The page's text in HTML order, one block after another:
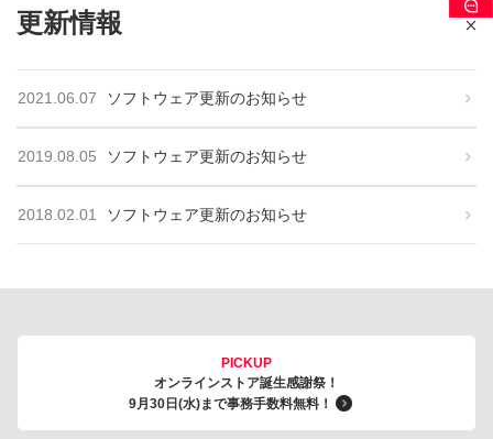
更新情報
2021.06.07 ソフトウェア更新のお知らせ
2019.08.05 ソフトウェア更新のお知らせ
2018.02.01 ソフトウェア更新のお知らせ
PICKUP
オンラインストア誕生感謝祭！
9月30日(水)まで事務手数料無料！